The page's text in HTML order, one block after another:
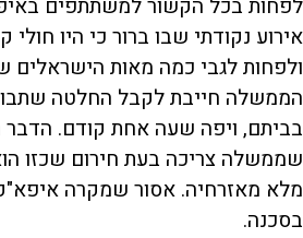
לפחות בכל הקשור למשתתפים
אירוע נקודתי שבו ברור כי היו חולי
ולפחות לגבי כמה מאות
הממשלה חייבת לקבל החלטה
בביתם, ויפה שעה אחת קודם. הדבר
שממשלה צריכה בעת חירום שכזו
מלא מאזרחיה. אסור שמקרה
בסכנה.